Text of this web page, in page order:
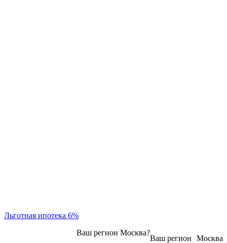
Льготная ипотека 6%
Москва
Ваш регион
Ваш регион Москва?